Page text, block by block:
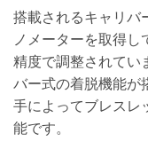
搭載されるキャリバ
ノメーターを取得
精度で調整されてい
バー式の着脱機能が
手によってブレスレ
能です。